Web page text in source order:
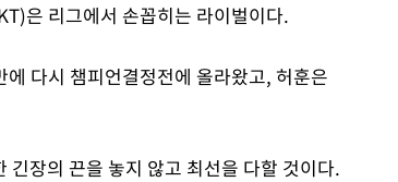
은 리그에서 손꼽히는 라이벌이다.
다시 챔피언결정전에 올라왔고, 허훈은
장의 끈을 놓지 않고 최선을 다할 것이다.